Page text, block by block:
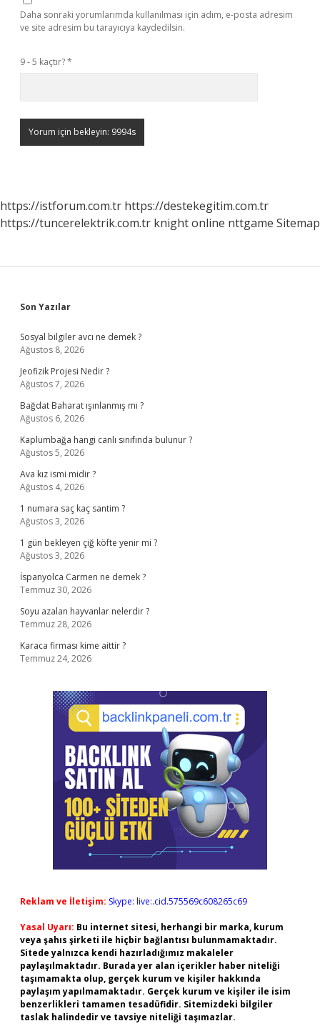
Daha sonraki yorumlarımda kullanılması için adım, e-posta adresim
ve site adresim bu tarayıcıya kaydedilsin.
9 - 5 kaçtır?*
https://istforum.com.tr https://destekegitim.com.tr
https://tuncerelektrik.com.tr knight online nttgame Sitemap
Sidebar
Son Yazılar
Sosyal bilgiler avcı ne demek ?
Ağustos 8, 2026
Jeofizik Projesi Nedir ?
Ağustos 7, 2026
Bağdat Baharat ışınlanmış mı ?
Ağustos 6, 2026
Kaplumbağa hangi canlı sınıfında bulunur ?
Ağustos 5, 2026
Ava kız ismi midir ?
Ağustos 4, 2026
1 numara saç kaç santim ?
Ağustos 3, 2026
1 gün bekleyen çiğ köfte yenir mi ?
Ağustos 3, 2026
İspanyolca Carmen ne demek ?
Temmuz 30, 2026
Soyu azalan hayvanlar nelerdir ?
Temmuz 28, 2026
Karaca firması kime aittir ?
Temmuz 24, 2026
Reklam ve İletişim: Skype: live:.cid.575569c608265c69
Yasal Uyarı: Bu internet sitesi, herhangi bir marka, kurum
veya şahıs şirketi ile hiçbir bağlantısı bulunmamaktadır.
Sitede yalnızca kendi hazırladığımız makaleler
paylaşılmaktadır. Burada yer alan içerikler haber niteliği
taşımamakta olup, gerçek kurum ve kişiler hakkında
paylaşım yapılmamaktadır. Gerçek kurum ve kişiler ile isim
benzerlikleri tamamen tesadüfidir. Sitemizdeki bilgiler
taslak halindedir ve tavsiye niteliği taşımazlar.